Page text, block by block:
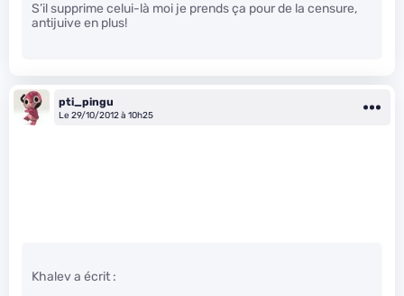
S’il supprime celui-là moi je prends ça pour de la censure,
antijuive en plus!
pti_pingu
Le 29/10/2012 à 10h25
Khalev a écrit :